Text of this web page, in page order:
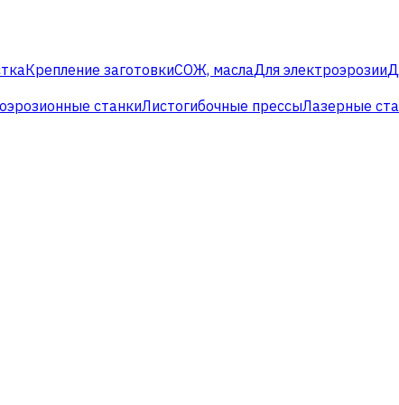
Крепление заготовкиСОЖ, маслаДля электроэрозии
станкиЛистогибочные прессыЛазерные